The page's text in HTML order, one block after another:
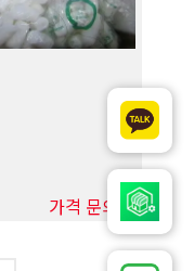
가격 문의